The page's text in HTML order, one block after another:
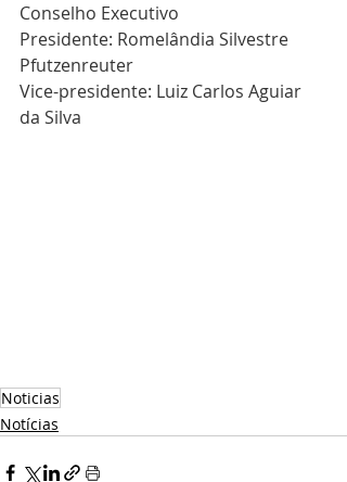
Conselho Executivo
Presidente: Romelândia Silvestre
Pfutzenreuter
Vice-presidente: Luiz Carlos Aguiar
da Silva
Noticias
Notícias